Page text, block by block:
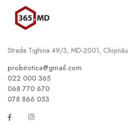
Strada Tighina 49/3, MD-2001, Chișinău
probirotica@gmail.com
022 000 365
068 770 670
078 866 053